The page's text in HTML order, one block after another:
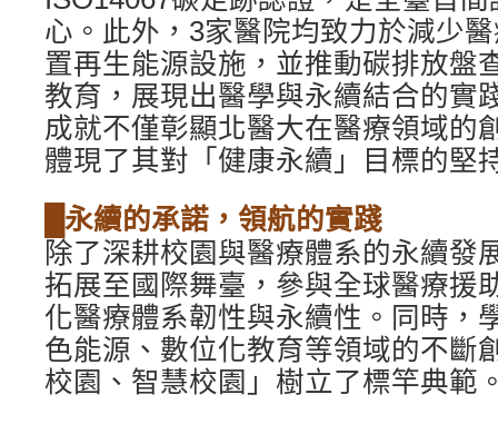
心。此外，3家醫院均致力於減少
置再生能源設施，並推動碳排放盤
教育，展現出醫學與永續結合的實
成就不僅彰顯北醫大在醫療領域的
體現了其對「健康永續」目標的堅
█永續的承諾，領航的實踐
除了深耕校園與醫療體系的永續發
拓展至國際舞臺，參與全球醫療援
化醫療體系韌性與永續性。同時，
色能源、數位化教育等領域的不斷
校園、智慧校園」樹立了標竿典範